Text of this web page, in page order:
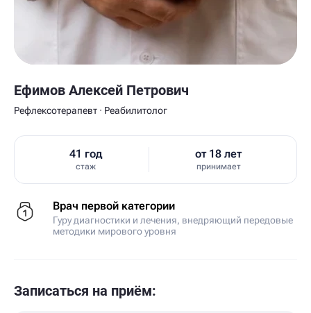
Ефимов Алексей Петрович
Рефлексотерапевт · Реабилитолог
41 год
стаж
от 18 лет
принимает
Врач первой категории
Гуру диагностики и лечения, внедряющий передовые
методики мирового уровня
Записаться на приём: